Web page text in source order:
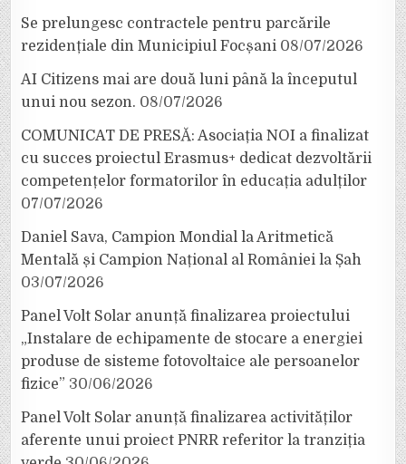
Se prelungesc contractele pentru parcările
rezidențiale din Municipiul Focșani 08/07/2026
AI Citizens mai are două luni până la începutul
unui nou sezon. 08/07/2026
COMUNICAT DE PRESĂ: Asociația NOI a finalizat
cu succes proiectul Erasmus+ dedicat dezvoltării
competențelor formatorilor în educația adulților
07/07/2026
Daniel Sava, Campion Mondial la Aritmetică
Mentală și Campion Național al României la Șah
03/07/2026
Panel Volt Solar anunță finalizarea proiectului
„Instalare de echipamente de stocare a energiei
produse de sisteme fotovoltaice ale persoanelor
fizice” 30/06/2026
Panel Volt Solar anunță finalizarea activităților
aferente unui proiect PNRR referitor la tranziția